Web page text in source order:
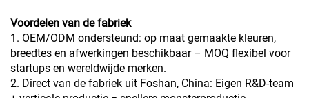
Voordelen van de fabriek
1. OEM/ODM ondersteund: op maat gemaakte kleuren,
breedtes en afwerkingen beschikbaar – MOQ flexibel voor
startups en wereldwijde merken.
2. Direct van de fabriek uit Foshan, China: Eigen R&D-team